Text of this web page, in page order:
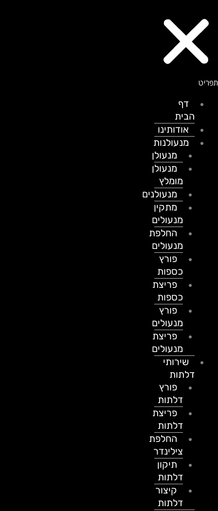
דף
הבית
אודותינו
מנעולנות
מנעולן
מנעולן
מומלץ
מנעולנים
מתקין
מנעולים
החלפת
מנעולים
פורץ
כספות
פריצת
כספות
פורץ
מנעולים
פריצת
מנעולים
שירותי
דלתות
פורץ
דלתות
פריצת
דלתות
החלפת
צילינדר
תיקון
דלתות
קיצור
דלתות